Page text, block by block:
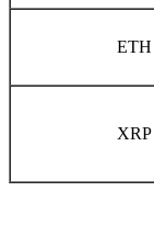
ETH
XRP